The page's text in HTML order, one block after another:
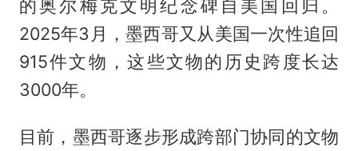
的奥尔梅克文明纪念碑自美国回归。
2025年3月，墨西哥又从美国一次性追回
915件文物，这些文物的历史跨度长达
3000年。
目前，墨西哥逐步形成跨部门协同的文物